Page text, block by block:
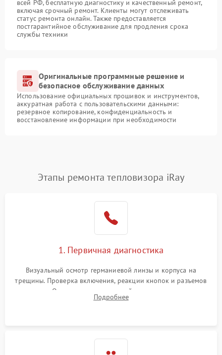
всей РФ, бесплатную диагностику и качественный ремонт,
включая срочный ремонт. Клиенты могут отслеживать
статус ремонта онлайн. Также предоставляется
постгарантийное обслуживание для продления срока
службы техники
Оригинальные программные решение и
безопасное обслуживание данных
Использование официальных прошивок и инструментов,
аккуратная работа с пользовательскими данными:
резервное копирование, конфиденциальность и
восстановление информации при необходимости
Этапы ремонта тепловизора iRay
1. Первичная диагностика
Визуальный осмотр германиевой линзы и корпуса на
трещины. Проверка включения, реакции кнопок и разъемов
зарядки. Оценка вывода тепловой сигнатуры на экран,
проверка базовых функций и считывание системных
Подробнее